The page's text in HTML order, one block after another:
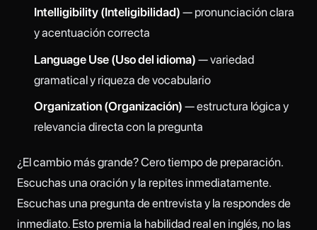
Intelligibility (Inteligibilidad) — pronunciación clara
y acentuación correcta
Language Use (Uso del idioma) — variedad
gramatical y riqueza de vocabulario
Organization (Organización) — estructura lógica y
relevancia directa con la pregunta
¿El cambio más grande? Cero tiempo de preparación.
Escuchas una oración y la repites inmediatamente.
Escuchas una pregunta de entrevista y la respondes de
inmediato. Esto premia la habilidad real en inglés, no las